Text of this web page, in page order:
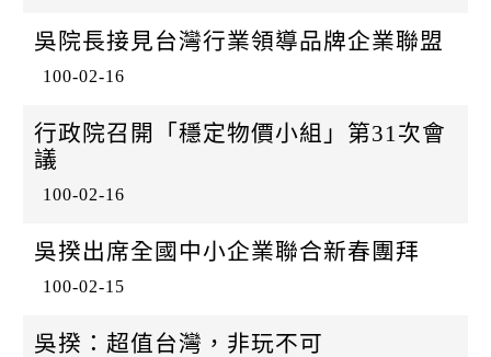
吳院長接見台灣行業領導品牌企業聯盟
100-02-16
行政院召開「穩定物價小組」第31次會
議
100-02-16
吳揆出席全國中小企業聯合新春團拜
100-02-15
吳揆：超值台灣，非玩不可